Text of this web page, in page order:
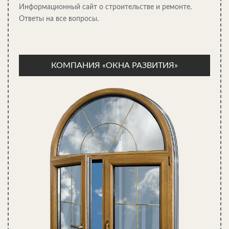
Особенности теплоизоляции сруба
Издавна баню из сруба никто никогда не утеплял – даже полы.
Просто время от времени менялись лаги и ремонтировались
нижние венцы. Но сегодня, когда хороший сруб и настоящая
русская парная – едва ли не редкость, вопрос об качественном
утеплении далеко не последний. Ведь от того, насколько
защищена от влаги и холода баня, зависит ее долголетие.
В общем, утепление в деревянной бане необходимо только
тогда, когда размеры бруса – небольшие, во всех остальных
случаях действительно достаточно конопатки и хорошей
гидроизоляции. Для внутреннего утепления парилки бани из
бруса используется традиционный «пирог» с минеральной
ватой – разве что только толщина самого рабочего слоя
может быть в 2 раза меньше, чем для парилки из кирпича.
Кирпичная баня и ее утепление
Утепление кирпичной бани изнутри рассчитано в первую
Информационный сайт о строительстве и ремонте.
Ответы на все вопросы.
КОМПАНИЯ «ОКНА РАЗВИТИЯ»